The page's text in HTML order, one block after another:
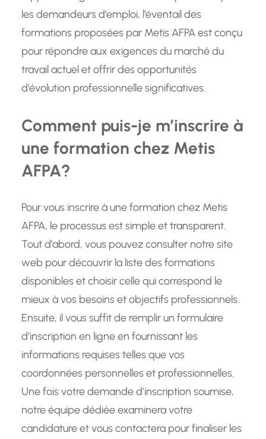
les demandeurs d’emploi, l’éventail des
formations proposées par Metis AFPA est conçu
pour répondre aux exigences du marché du
travail actuel et offrir des opportunités
d’évolution professionnelle significatives.
Comment puis-je m’inscrire à
une formation chez Metis
AFPA?
Pour vous inscrire à une formation chez Metis
AFPA, le processus est simple et transparent.
Tout d’abord, vous pouvez consulter notre site
web pour découvrir la liste des formations
disponibles et choisir celle qui correspond le
mieux à vos besoins et objectifs professionnels.
Ensuite, il vous suffit de remplir un formulaire
d’inscription en ligne en fournissant les
informations requises telles que vos
coordonnées personnelles et professionnelles.
Une fois votre demande d’inscription soumise,
notre équipe dédiée examinera votre
candidature et vous contactera pour finaliser les